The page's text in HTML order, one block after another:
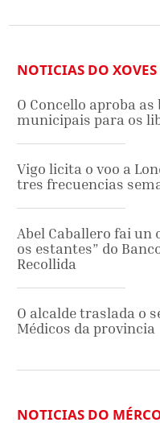
NOTICIAS DO XOVES
O Concello aproba as
municipais para os
Vigo licita o voo a
tres frecuencias
Abel Caballero fai un
os estantes” do
Recollida
O alcalde traslada o
Médicos da provincia
NOTICIAS DO